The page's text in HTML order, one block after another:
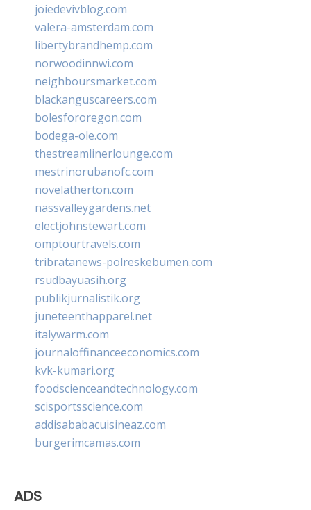
joiedevivblog.com
valera-amsterdam.com
libertybrandhemp.com
norwoodinnwi.com
neighboursmarket.com
blackanguscareers.com
bolesfororegon.com
bodega-ole.com
thestreamlinerlounge.com
mestrinorubanofc.com
novelatherton.com
nassvalleygardens.net
electjohnstewart.com
omptourtravels.com
tribratanews-polreskebumen.com
rsudbayuasih.org
publikjurnalistik.org
juneteenthapparel.net
italywarm.com
journaloffinanceeconomics.com
kvk-kumari.org
foodscienceandtechnology.com
scisportsscience.com
addisababacuisineaz.com
burgerimcamas.com
ADS